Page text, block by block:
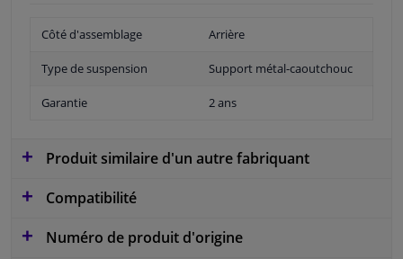
Côté d'assemblage Arrière
Type de suspension Support métal-caoutchouc
Garantie 2 ans
Produit similaire d'un autre fabriquant
Compatibilité
Numéro de produit d'origine